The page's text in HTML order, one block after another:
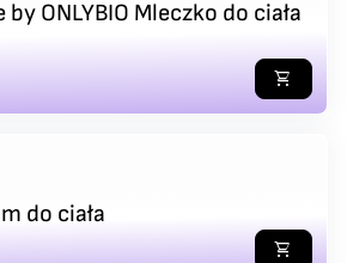
ONLYBIO Mleczko do ciała
shopping_cart
do ciała
shopping_cart